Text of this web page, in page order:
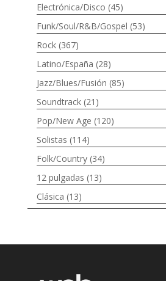
Electrónica/Disco (45)
Funk/Soul/R&B/Gospel (53)
Rock (367)
Latino/España (28)
Jazz/Blues/Fusión (85)
Soundtrack (21)
Pop/New Age (120)
Solistas (114)
Folk/Country (34)
12 pulgadas (13)
Clásica (13)